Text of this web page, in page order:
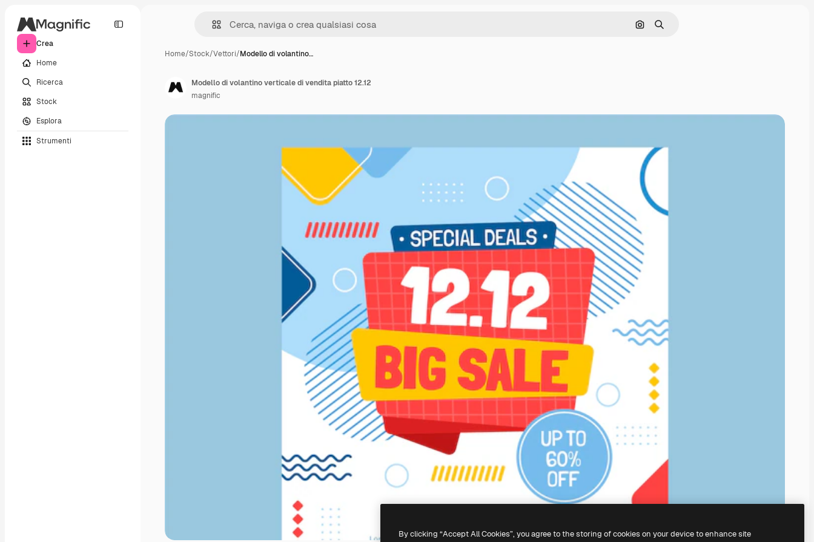
Crea
Home
Ricerca
Stock
Esplora
Strumenti
Cerca per immagine
Ricerca
Home/Stock/Vettori/Modello di volantino…
Modello di volantino verticale di vendita piatto 12.12
magnific
By clicking “Accept All Cookies”, you agree to the storing of cookies on your device to enhance site